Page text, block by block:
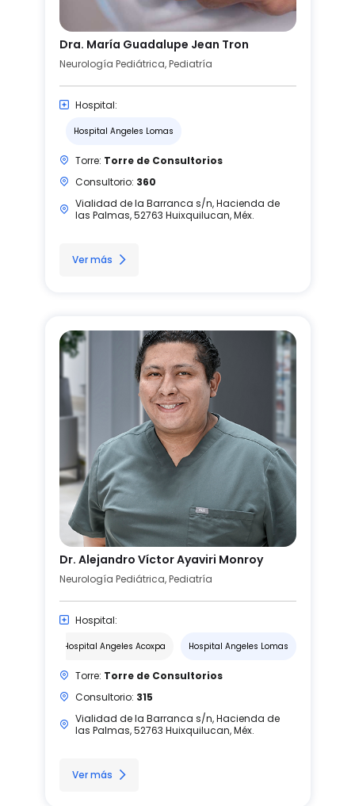
Dra. María Guadalupe Jean Tron
Neurología Pediátrica, Pediatría
Hospital:
Hospital Angeles Lomas
Torre: Torre de Consultorios
Consultorio: 360
Vialidad de la Barranca s/n, Hacienda de
las Palmas, 52763 Huixquilucan, Méx.
Ver más
Dr. Alejandro Víctor Ayaviri Monroy
Neurología Pediátrica, Pediatría
Hospital:
Hospital Angeles Acoxpa Hospital Angeles Lomas
Torre: Torre de Consultorios
Consultorio: 315
Vialidad de la Barranca s/n, Hacienda de
las Palmas, 52763 Huixquilucan, Méx.
Ver más